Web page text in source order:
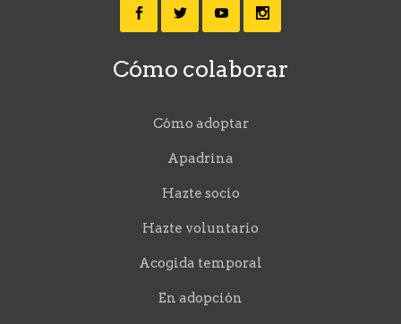
Cómo colaborar
Cómo adoptar
Apadrina
Hazte socio
Hazte voluntario
Acogida temporal
En adopción